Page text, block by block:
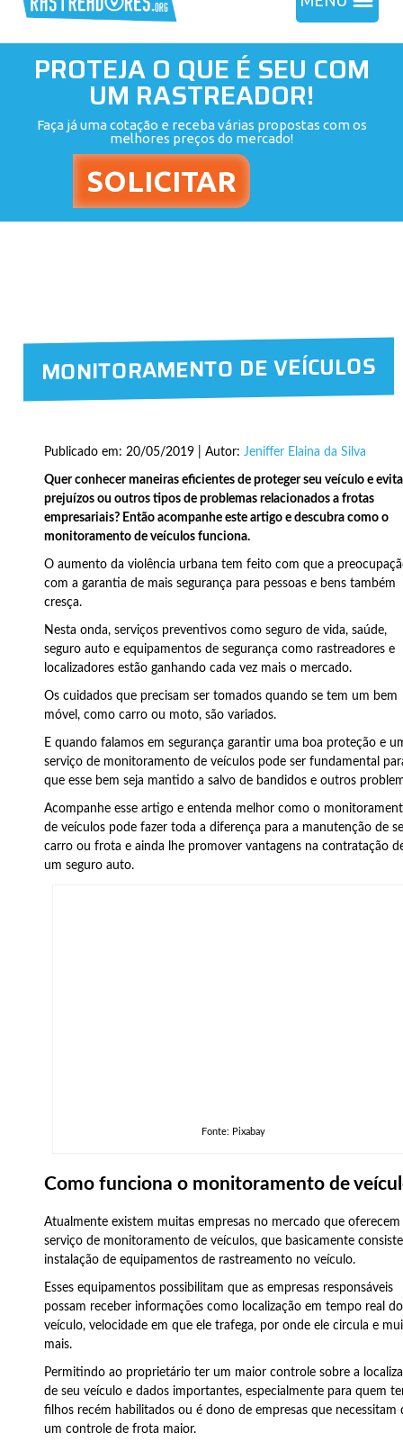
PROTEJA O QUE É SEU COM
UM RASTREADOR!
Faça já uma cotação e receba várias propostas com os
melhores preços do mercado!
MONITORAMENTO DE VEÍCULOS
Publicado em: 20/05/2019 | Autor:Jeniffer Elaina da Silva
Quer conhecer maneiras eficientes de proteger seu veículo e
prejuízos ou outros tipos de problemas relacionados a frotas
empresariais? Então acompanhe este artigo e descubra como o
monitoramento de veículos funciona.
O aumento da violência urbana tem feito com que a
com a garantia de mais segurança para pessoas e bens também
cresça.
Nesta onda, serviços preventivos como seguro de vida, saúde,
seguro auto e equipamentos de segurança como rastreadores e
localizadores estão ganhando cada vez mais o mercado.
Os cuidados que precisam ser tomados quando se tem um bem
móvel, como carro ou moto, são variados.
E quando falamos em segurança garantir uma boa proteção e
serviço de monitoramento de veículos pode ser fundamental
que esse bem seja mantido a salvo de bandidos e outros
Acompanhe esse artigo e entenda melhor como o
de veículos pode fazer toda a diferença para a manutenção de
carro ou frota e ainda lhe promover vantagens na contratação
um seguro auto.
Fonte: Pixabay
Como funciona o monitoramento de
Atualmente existem muitas empresas no mercado que oferecem
serviço de monitoramento de veículos, que basicamente
instalação de equipamentos de rastreamento no veículo.
Esses equipamentos possibilitam que as empresas responsáveis
possam receber informações como localização em tempo real do
veículo, velocidade em que ele trafega, por onde ele circula e
mais.
Permitindo ao proprietário ter um maior controle sobre a
de seu veículo e dados importantes, especialmente para quem
filhos recém habilitados ou é dono de empresas que necessitam
um controle de frota maior.